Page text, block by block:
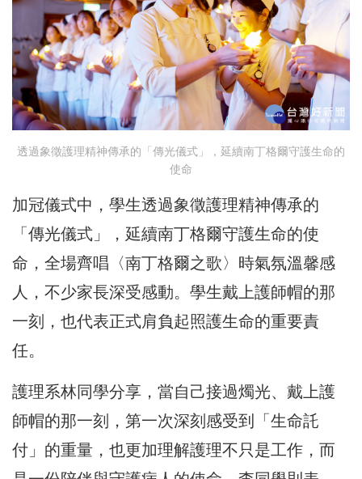
透過象徵護理精神傳承的「傳光儀式」，延續南丁格爾守護生命的
使命
加冠儀式中，學生透過象徵護理精神傳承的
「傳光儀式」，延續南丁格爾守護生命的使
命，全場齊唱〈南丁格爾之歌〉時氣氛溫馨感
人，不少家長深受感動。學生戴上護師帽的那
一刻，也代表正式肩負起照護生命的重要責
任。
護理系林同學分享，當自己接過燭光、戴上護
師帽的那一刻，第一次深刻感受到「生命託
付」的重量，也更加理解護理不只是工作，而